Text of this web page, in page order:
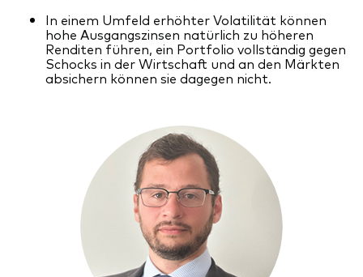
Index-Exposure-Analyse
In einem Umfeld erhöhter Volatilität können
hohe Ausgangszinsen natürlich zu höheren
Renditen führen, ein Portfolio vollständig gegen
Schocks in der Wirtschaft und an den Märkten
absichern können sie dagegen nicht.